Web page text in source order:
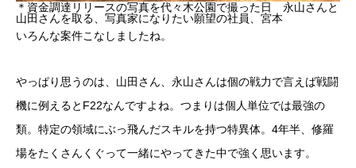
＊資金調達リリースの写真を代々木公園で撮った日 永山さんと
山田さんを取る、写真家になりたい願望の社員、宮本
いろんな案件こなしましたね。
やっぱり思うのは、山田さん、永山さんは個の戦力で言えば戦闘
機に例えるとF22なんですよね。つまりは個人単位では最強の
類。特定の領域にぶっ飛んだスキルを持つ特異体。4年半、修羅
場をたくさんくぐって一緒にやってきた中で強く思います。